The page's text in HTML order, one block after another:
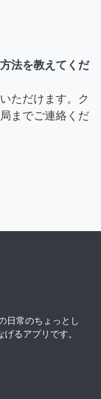
法を教えてくだ
ただけます。ク
までご連絡くだ
日常のちょっとし
るアプリです。